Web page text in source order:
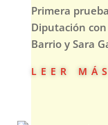
Primera
Diputación
Barrio y Sara
leer más